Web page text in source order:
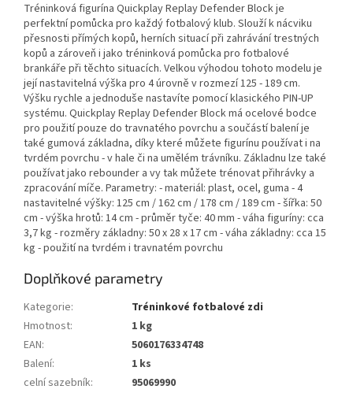
Tréninková figurína Quickplay Replay Defender Block je
perfektní pomůcka pro každý fotbalový klub. Slouží k nácviku
přesnosti přímých kopů, herních situací při zahrávání trestných
kopů a zároveň i jako tréninková pomůcka pro fotbalové
brankáře při těchto situacích. Velkou výhodou tohoto modelu je
její nastavitelná výška pro 4 úrovně v rozmezí 125 - 189 cm.
Výšku rychle a jednoduše nastavíte pomocí klasického PIN-UP
systému. Quickplay Replay Defender Block má ocelové bodce
pro použití pouze do travnatého povrchu a součástí balení je
také gumová základna, díky které můžete figurínu používat i na
tvrdém povrchu - v hale či na umělém trávníku. Základnu lze také
používat jako rebounder a vy tak můžete trénovat přihrávky a
zpracování míče. Parametry: - materiál: plast, ocel, guma - 4
nastavitelné výšky: 125 cm / 162 cm / 178 cm / 189 cm - šířka: 50
cm - výška hrotů: 14 cm - průměr tyče: 40 mm - váha figuríny: cca
3,7 kg - rozměry základny: 50 x 28 x 17 cm - váha základny: cca 15
kg - použití na tvrdém i travnatém povrchu
Doplňkové parametry
Kategorie:
Tréninkové fotbalové zdi
Hmotnost:
1 kg
EAN:
5060176334748
Balení:
1 ks
celní sazebník:
95069990